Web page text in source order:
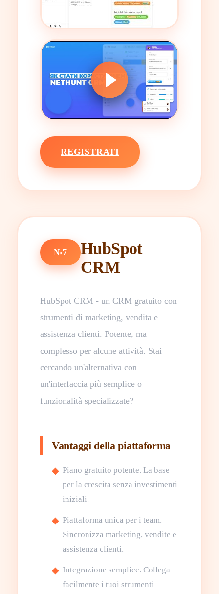
REGISTRATI
№7
HubSpot
CRM
HubSpot CRM - un CRM gratuito con
strumenti di marketing, vendita e
assistenza clienti. Potente, ma
complesso per alcune attività. Stai
cercando un'alternativa con
un'interfaccia più semplice o
funzionalità specializzate?
Vantaggi della piattaforma
Piano gratuito potente. La base
per la crescita senza investimenti
iniziali.
Piattaforma unica per i team.
Sincronizza marketing, vendite e
assistenza clienti.
Integrazione semplice. Collega
facilmente i tuoi strumenti